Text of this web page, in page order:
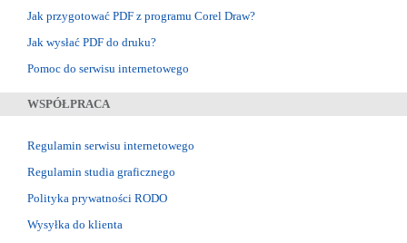
Jak przygotować PDF z programu Corel Draw?
Jak wysłać PDF do druku?
Pomoc do serwisu internetowego
WSPÓŁPRACA
Regulamin serwisu internetowego
Regulamin studia graficznego
Polityka prywatności RODO
Wysyłka do klienta